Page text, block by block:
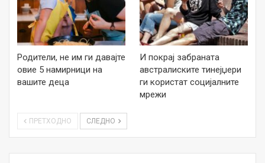
Родители, не им ги давајте
овие 5 намирници на
вашите деца
И покрај забраната
австралиските тинејџери
ги користат социјалните
мрежи
ПРЕТХОДНО СЛЕДНО